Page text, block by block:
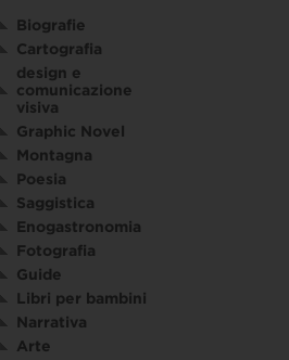
Biografie
Cartografia
design e
comunicazione
visiva
Graphic Novel
Montagna
Poesia
Saggistica
Enogastronomia
Fotografia
Guide
Libri per bambini
Narrativa
Arte